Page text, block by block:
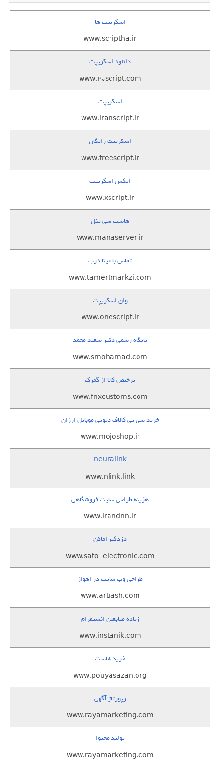
اسکریپت ها
www.scriptha.ir
دانلود اسکریپت
www.20script.com
اسکریپت
www.iranscript.ir
اسکریپت رایگان
www.freescript.ir
ایکس اسکریپت
www.xscript.ir
هاست سی پنل
www.manaserver.ir
تماس با مینا درب
www.tamertmarkzi.com
وان اسکریپت
www.onescript.ir
پایگاه رسمی دکتر سعید محمد
www.smohamad.com
ترخیص کالا از گمرک
www.fnxcustoms.com
خرید سی پی کالاف دیوتی موبایل ارزان
www.mojoshop.ir
neuralink
www.nlink.link
هزینه طراحی سایت فروشگاهی
www.irandnn.ir
دزدگیر اماکن
www.sato-electronic.com
طراحی وب سایت در اهواز
www.artiash.com
زيادة متابعين انستقرام
www.instanik.com
خرید هاست
www.pouyasazan.org
رپورتاژ آگهی
www.rayamarketing.com
تولید محتوا
www.rayamarketing.com